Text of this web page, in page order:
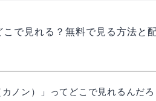
こで見れる？無料で見る方法と
カノン）」ってどこで見れるんだ